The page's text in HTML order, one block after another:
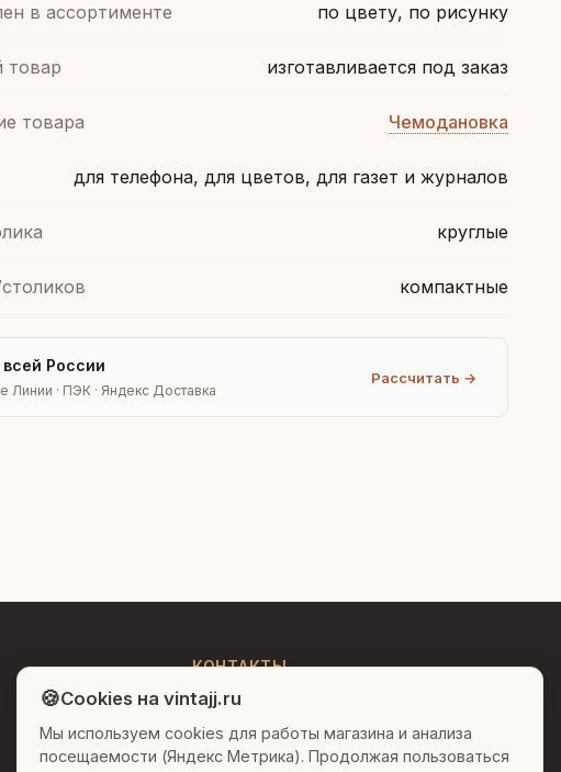
в ассортименте по цвету, по рисунку
товар изготавливается под заказ
товара Чемодановка
для телефона, для цветов, для газет и журналов
круглые
компактные
России
· ПЭК · Яндекс Доставка
Рассчитать →
КОНТАКТЫ
+7 (495) 150-52-26
AI-консультант в Telegram
sales@vintajj.ru
🍪Cookies на vintajj.ru
Мы используем cookies для работы магазина и анализа
посещаемости (Яндекс Метрика). Продолжая пользоваться
декору. Чем могу помочь?
Вазы для гостиной
Подарок до 5000₽
Сочетание металлов